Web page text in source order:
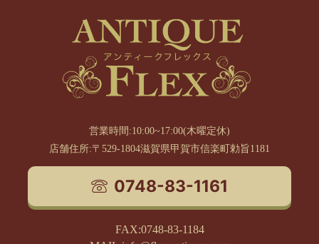
営業時間:10:00~17:00(木曜定休)
店舗住所:〒529-1804滋賀県甲賀市信楽町勅旨1181
0748-83-1161
FAX:0748-83-1184